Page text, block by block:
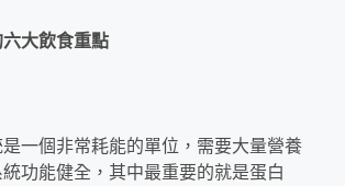
大飲食重點
一個非常耗能的單位，需要大量營養
功能健全，其中最重要的就是蛋白